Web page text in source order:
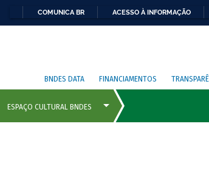
COMUNICA BR ACESSO À INFORMAÇÃO
BNDES DATA FINANCIAMENTOS